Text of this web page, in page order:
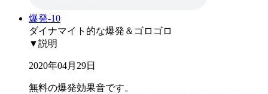
爆発-10
ダイナマイト的な爆発＆ゴロゴロ
▼説明
2020年04月29日
無料の爆発効果音です。